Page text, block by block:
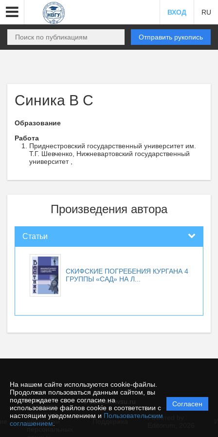
На нашем сайте используются cookie-файлы.
Продолжая пользоваться данным сайтом, вы
подтверждаете свое согласие на
использование файлов cookie в соответствии с
настоящим уведомлением и Пользовательским
соглашением
Согласен
ВХОД RU
Отправить рукопись
Синика В С
Образование
Работа
Приднестровский государственный университет им.
Т.Г. Шевченко, Нижневартовский государственный
университет ,
Произведения автора
Статьи
СКИФСКИЕ ПОГРЕБЕНИЯ КУРГАНА 4
ГРУППЫ «САД» НА Л...
© vestnik.nvsu.ru
Политика
защиты и
обработки
Powered by